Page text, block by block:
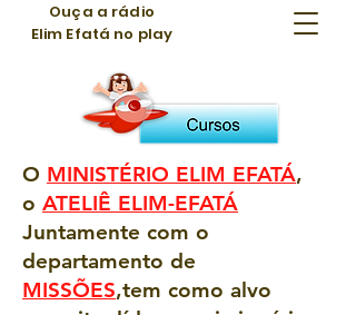
Ouça a rádio
Elim Efatá no play
O MINISTÉRIO ELIM EFATÁ,
o ATELIÊ ELIM-EFATÁ
Juntamente com o
departamento de
MISSÕES,tem como alvo